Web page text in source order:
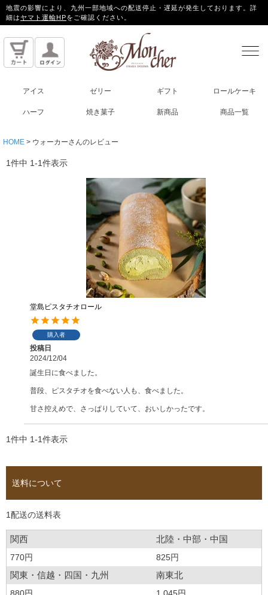
地震の影響により、九州一部地域への配送停止・遅延が発生しております。詳
細はヤマト運輸HPをご確認ください。
アイス ゼリー ギフト ロールケーキ
ハーフ 焼き菓子 新商品 商品一覧
HOME ウォーカーさんのレビュー
1件中 1-1件表示
堂島ピスタチオロール
購入者
投稿日
2024/12/04
誕生日に食べました。
普段、ピスタチオを食べない人も、食べました。
甘さ控えめで、さっぱりしていて、おいしかったです。
1件中 1-1件表示
送料について
1配送の送料表
関西 北陸・中部・中国
770円 825円
関東・信越・四国・九州 南東北